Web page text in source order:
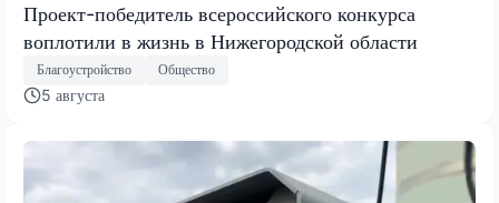
Проект-победитель всероссийского конкурса
воплотили в жизнь в Нижегородской области
Благоустройство Общество
5 августа